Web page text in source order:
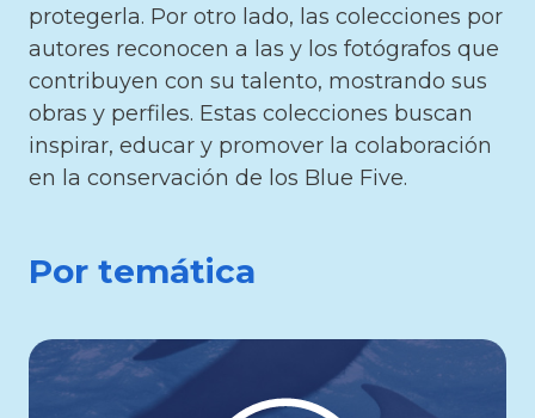
protegerla. Por otro lado, las colecciones por
autores reconocen a las y los fotógrafos que
contribuyen con su talento, mostrando sus
obras y perfiles. Estas colecciones buscan
inspirar, educar y promover la colaboración
en la conservación de los Blue Five.
Por temática